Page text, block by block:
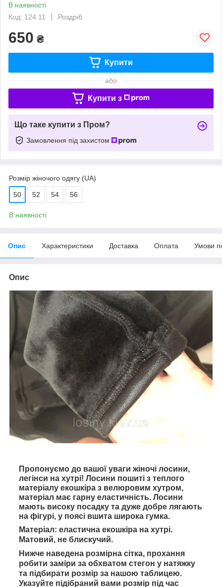
В наявності
Код: 124.11
Роздріб
650 ₴
Купити
або
Купити з
Що таке купити з Пром?
Замовлення під захистом
Розмір жіночого одягу (UA)
50 52 54 56
В наявності
Опис Характеристики Доставка Оплата Умови
Опис
Пропонуємо до вашої уваги жіночі лосини,
легінси на хутрі! Лосини пошиті з теплого
матеріалу екошкіра з велюровим хутром,
матеріал має гарну еластичність. Лосини
мають високу посадку та дуже добре лягають
на фігурі, у поясі вшита широка гумка.
Матеріал: еластична екошкіра на хутрі.
Матовий, не блискучий.
Нижче наведена розмірна сітка, прохання
робити заміри за обхватом стегон у натяжку
та підбирати розмір за нашою таблицею.
Указуйте підібраний вами розмір під час